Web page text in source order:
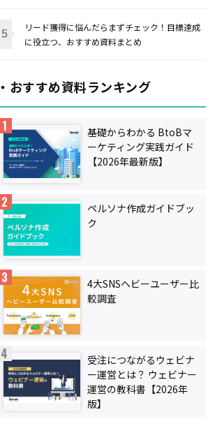
リード獲得に悩んだらまずチェック！目標達成
に役立つ、おすすめ資料まとめ
・おすすめ資料ランキング
基礎からわかる BtoBマ
ーケティング実践ガイド
【2026年最新版】
ペルソナ作成ガイドブッ
ク
4大SNSヘビーユーザー比
較調査
受注につながるウェビナ
ー運営とは？ ウェビナー
運営の教科書【2026年
版】